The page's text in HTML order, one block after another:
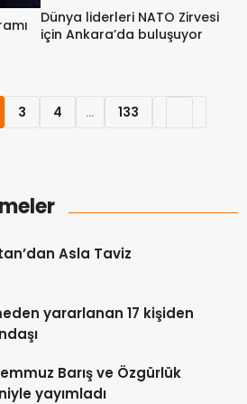
Dünya liderleri NATO Zirvesi
için Ankara’da buluşuyor
3 4 … 133
Asla Taviz
yararlanan 17 kişiden
Barış ve Özgürlük
yayımladı